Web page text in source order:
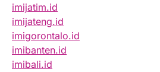
imijatim.id
imijateng.id
imigorontalo.id
imibanten.id
imibali.id